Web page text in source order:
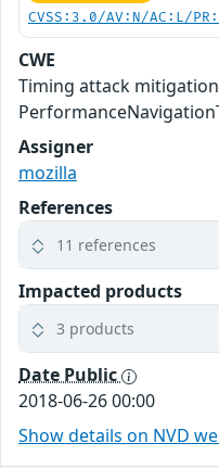
CVSS:3.0/AV:N/AC:L/
CWE
Timing attack
Assigner
mozilla
References
11 references
Impacted products
3 products
Date Public
2018-06-26 00:00
Show details on NVD